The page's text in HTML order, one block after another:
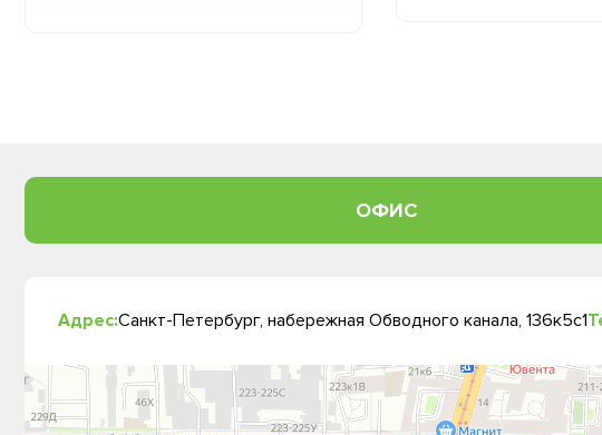
ОФИС
Адрес:Санкт-Петербург, набережная Обводного канала, 136к5с1